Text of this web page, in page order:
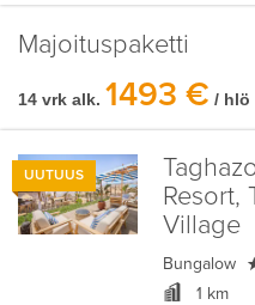
Majoituspaketti
14 vrk alk. 1493 € / hlö
UUTUUS
Resort,
Village
Bungalow
1 km